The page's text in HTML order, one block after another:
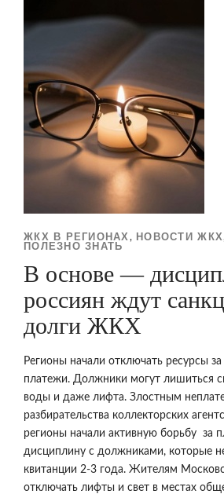
ЖКХ В РЕГИОНАХ, НОВОСТИ ЖКХ,
ПОЛЕЗНО ЗНАТЬ
В основе —
россиян ждут
долги ЖКХ
Регионы начали отключать ресурсы
платежи. Должники могут лишиться
воды и даже лифта. Злостным
разбирательства коллекторских
регионы начали активную борьбу за
дисциплину с должниками, которые
квитанции 2-3 года. Жителям
отключать лифты и свет в местах